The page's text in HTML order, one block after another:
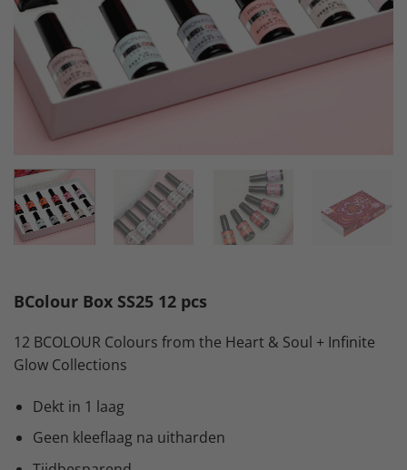
BColour Box SS25 12 pcs
12 BCOLOUR Colours from the Heart & Soul + Infinite
Glow Collections
Dekt in 1 laag
Geen kleeflaag na uitharden